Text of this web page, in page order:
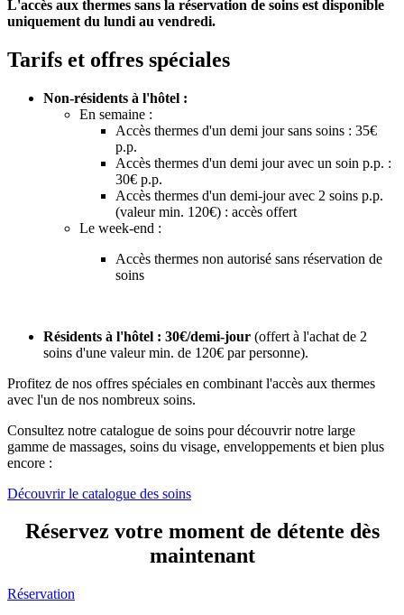
L'accès aux thermes sans la réservation de soins est disponible
uniquement du lundi au vendredi.
Tarifs et offres spéciales
Non-résidents à l'hôtel :
En semaine :
Accès thermes d'un demi jour sans soins : 35€
p.p.
Accès thermes d'un demi jour avec un soin p.p. :
30€ p.p.
Accès thermes d'un demi-jour avec 2 soins p.p.
(valeur min. 120€) : accès offert
Le week-end :
Accès thermes non autorisé sans réservation de
soins
Résidents à l'hôtel : 30€/demi-jour (offert à l'achat de 2
soins d'une valeur min. de 120€ par personne).
Profitez de nos offres spéciales en combinant l'accès aux thermes
avec l'un de nos nombreux soins.
Consultez notre catalogue de soins pour découvrir notre large
gamme de massages, soins du visage, enveloppements et bien plus
encore :
Découvrir le catalogue des soins
Réservez votre moment de détente dès
maintenant
Réservation